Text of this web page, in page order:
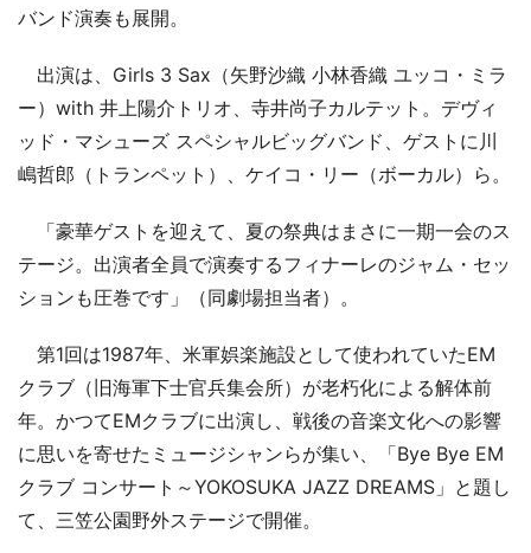
バンド演奏も展開。
出演は、Girls 3 Sax（矢野沙織 小林香織 ユッコ・ミラ
ー）with 井上陽介トリオ、寺井尚子カルテット。デヴィ
ッド・マシューズ スペシャルビッグバンド、ゲストに川
嶋哲郎（トランペット）、ケイコ・リー（ボーカル）ら。
「豪華ゲストを迎えて、夏の祭典はまさに一期一会のス
テージ。出演者全員で演奏するフィナーレのジャム・セッ
ションも圧巻です」（同劇場担当者）。
第1回は1987年、米軍娯楽施設として使われていたEM
クラブ（旧海軍下士官兵集会所）が老朽化による解体前
年。かつてEMクラブに出演し、戦後の音楽文化への影響
に思いを寄せたミュージシャンらが集い、「Bye Bye EM
クラブ コンサート～YOKOSUKA JAZZ DREAMS」と題し
て、三笠公園野外ステージで開催。